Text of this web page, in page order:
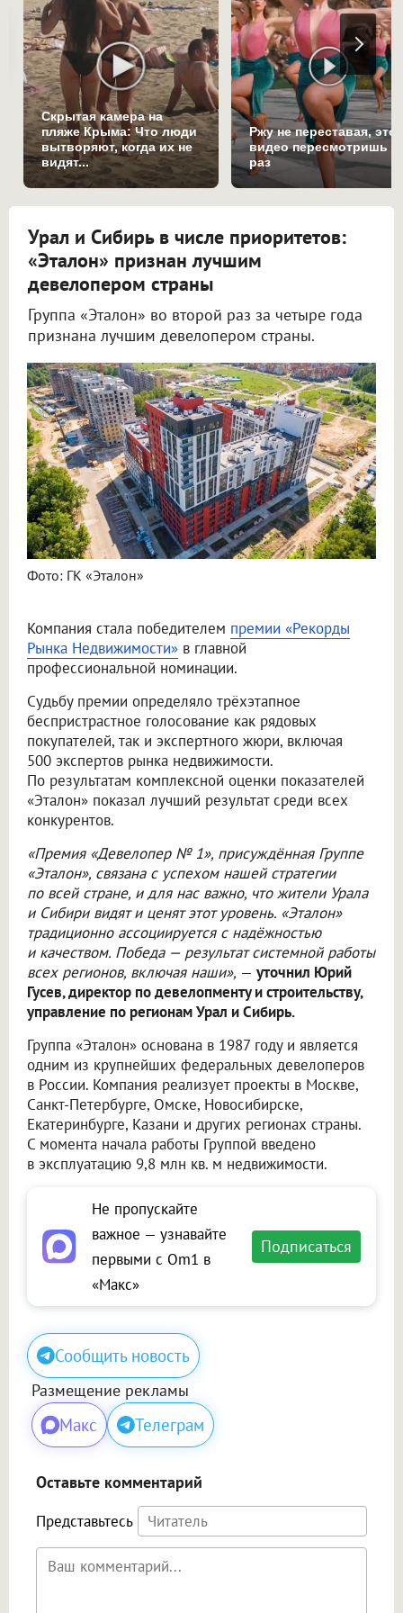
Скрытая камера на
пляже Крыма: Что люди
вытворяют, когда их не
видят...
Ржу не переставая, это
видео пересмотришь
раз
Урал и Сибирь в числе приоритетов:
«Эталон» признан лучшим
девелопером страны
Группа «Эталон» во второй раз за четыре года
признана лучшим девелопером страны.
Фото: ГК «Эталон»
Компания стала победителем премии «Рекорды
Рынка Недвижимости» в главной
профессиональной номинации.
Судьбу премии определяло трёхэтапное
беспристрастное голосование как рядовых
покупателей, так и экспертного жюри, включая
500 экспертов рынка недвижимости.
По результатам комплексной оценки показателей
«Эталон» показал лучший результат среди всех
конкурентов.
«Премия «Девелопер № 1», присуждённая Группе
«Эталон», связана с успехом нашей стратегии
по всей стране, и для нас важно, что жители Урала
и Сибири видят и ценят этот уровень. «Эталон»
традиционно ассоциируется с надёжностью
и качеством. Победа — результат системной работы
всех регионов, включая наши», — уточнил Юрий
Гусев, директор по девелопменту и строительству,
управление по регионам Урал и Сибирь.
Группа «Эталон» основана в 1987 году и является
одним из крупнейших федеральных девелоперов
в России. Компания реализует проекты в Москве,
Санкт-Петербурге, Омске, Новосибирске,
Екатеринбурге, Казани и других регионах страны.
С момента начала работы Группой введено
в эксплуатацию 9,8 млн кв. м недвижимости.
Не пропускайте
важное — узнавайте
первыми с Om1 в
«Макс»
Подписаться
Сообщить новость
Размещение рекламы
Макс Телеграм
Оставьте комментарий
Представьтесь